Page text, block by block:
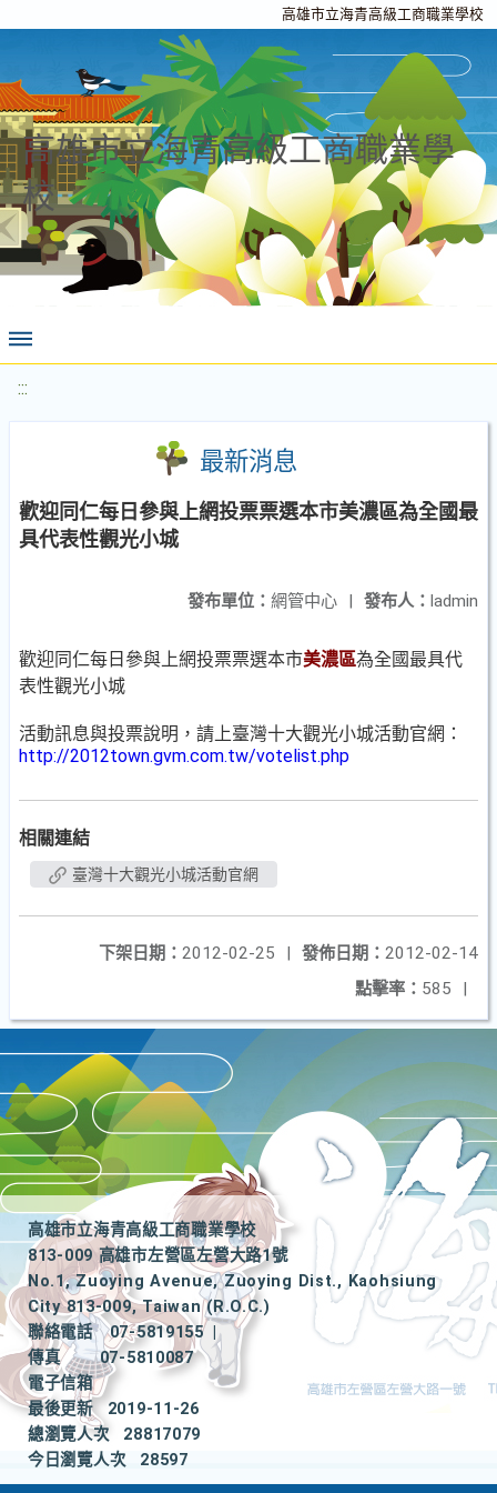
高雄市立海青高級工商職業學校
高雄市立海青高級工商職業學
校
:::
最新消息
歡迎同仁每日參與上網投票票選本市美濃區為全國最
具代表性觀光小城
發布人： ladmin
發布單位： 網管中心 |
歡迎同仁每日參與上網投票票選本市美濃區為全國最具代
表性觀光小城
活動訊息與投票說明，請上臺灣十大觀光小城活動官網：
http://2012town.gvm.com.tw/votelist.php
相關連結
臺灣十大觀光小城活動官網
發佈日期： 2012-02-14
下架日期： 2012-02-25
|
點擊率： 585 |
高雄市立海青高級工商職業學校
813-009 高雄市左營區左營大路1號
No.1, Zuoying Avenue, Zuoying Dist., Kaohsiung
City 813-009, Taiwan (R.O.C.)
聯絡電話
07-5819155
|
傳真
07-5810087
電子信箱
最後更新
2019-11-26
總瀏覽人次
28817079
今日瀏覽人次
28597